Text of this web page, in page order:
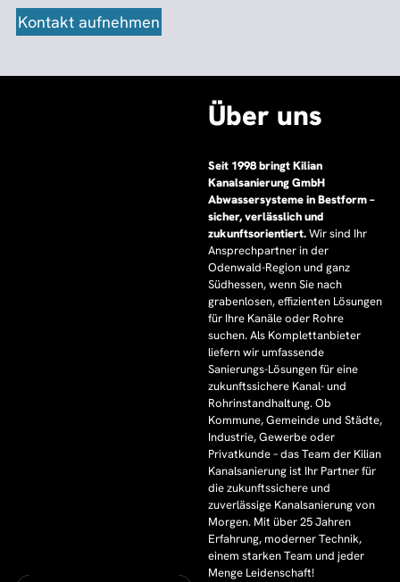
Kontakt aufnehmen
Über uns
Seit 1998 bringt Kilian
Kanalsanierung GmbH
Abwassersysteme in Bestform –
sicher, verlässlich und
zukunftsorientiert.Wir sind Ihr
Ansprechpartner in der
Odenwald-Region und ganz
Südhessen, wenn Sie nach
grabenlosen, effizienten Lösungen
für Ihre Kanäle oder Rohre
suchen. Als Komplettanbieter
liefern wir umfassende
Sanierungs-Lösungen für eine
zukunftssichere Kanal- und
Rohrinstandhaltung. Ob
Kommune, Gemeinde und Städte,
Industrie, Gewerbe oder
Privatkunde – das Team der Kilian
Kanalsanierung ist Ihr Partner für
die zukunftssichere und
zuverlässige Kanalsanierung von
Morgen. Mit über 25 Jahren
Erfahrung, moderner Technik,
einem starken Team und jeder
Menge Leidenschaft!